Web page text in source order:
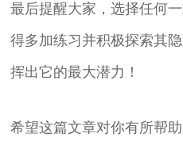
最后提醒大家，选择任何
得多加练习并积极探索其
挥出它的最大潜力！
希望这篇文章对你有所帮